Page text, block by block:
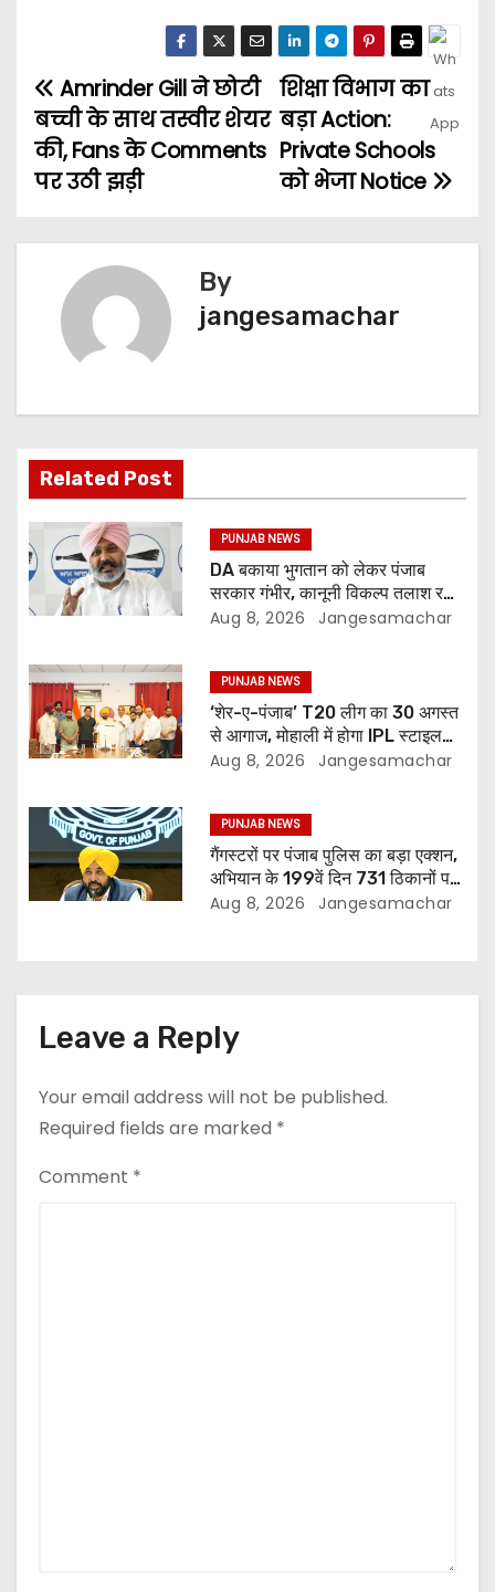
शिक्षा विभाग का
बड़ा Action:
Private Schools
को भेजा Notice
Amrinder Gill ने छोटी
बच्ची के साथ तस्वीर शेयर
की, Fans के Comments
पर उठी झड़ी
By
jangesamachar
Related Post
PUNJAB NEWS
DA बकाया भुगतान को लेकर पंजाब
सरकार गंभीर, कानूनी विकल्प तलाश रही:
वित्त मंत्री; 27 अगस्त की हड़ताल की
Aug 8, 2026 Jangesamachar
PUNJAB NEWS
‘शेर-ए-पंजाब’ T20 लीग का 30 अगस्त
से आगाज, मोहाली में होगा IPL स्टाइल
क्रिकेट का रोमांच
Aug 8, 2026 Jangesamachar
PUNJAB NEWS
गैंगस्टरों पर पंजाब पुलिस का बड़ा एक्शन,
अभियान के 199वें दिन 731 ठिकानों पर
छापेमारी; 429 गिरफ्तार
Aug 8, 2026 Jangesamachar
Leave a Reply
Your email address will not be published.
Required fields are marked *
Comment *